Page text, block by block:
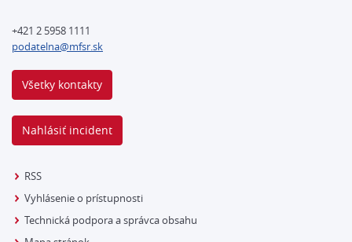
+421 2 5958 1111
podatelna@mfsr.sk
Všetky kontakty
Nahlásiť incident
RSS
Vyhlásenie o prístupnosti
Technická podpora a správca obsahu